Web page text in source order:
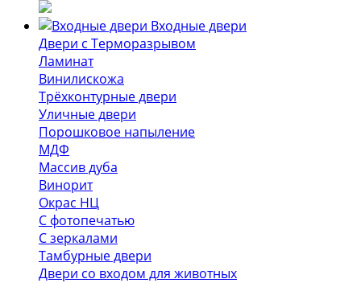
Входные двери
Двери с Терморазрывом
Ламинат
Винилискожа
Трёхконтурные двери
Уличные двери
Порошковое напыление
МДФ
Массив дуба
Винорит
Окрас НЦ
С фотопечатью
С зеркалами
Тамбурные двери
Двери со входом для животных